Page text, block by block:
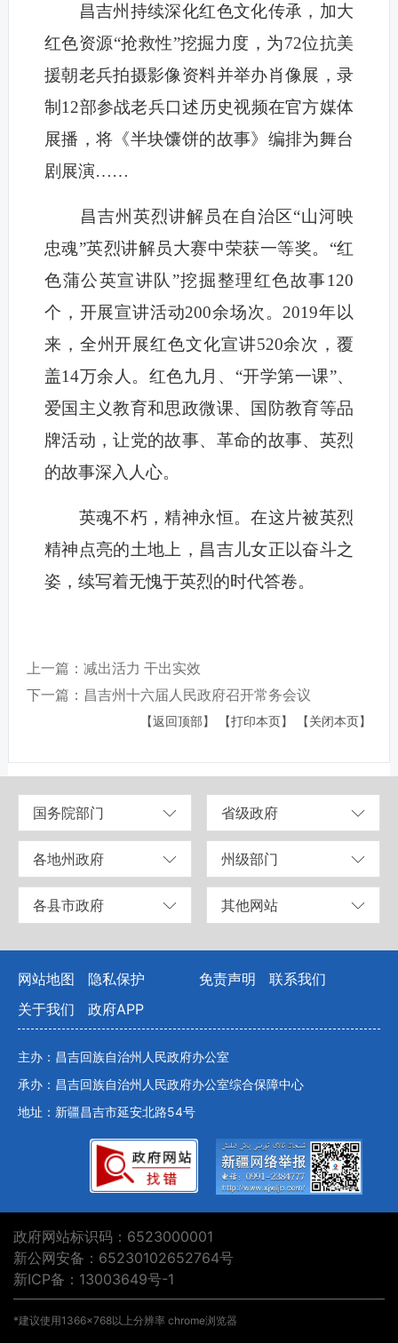
昌吉州持续深化红色文化传承，加大
红色资源“抢救性”挖掘力度，为72位抗美
援朝老兵拍摄影像资料并举办肖像展，录
制12部参战老兵口述历史视频在官方媒体
展播，将《半块馕饼的故事》编排为舞台
剧展演……
昌吉州英烈讲解员在自治区“山河映
忠魂”英烈讲解员大赛中荣获一等奖。“红
色蒲公英宣讲队”挖掘整理红色故事120
个，开展宣讲活动200余场次。2019年以
来，全州开展红色文化宣讲520余次，覆
盖14万余人。红色九月、“开学第一课”、
爱国主义教育和思政微课、国防教育等品
牌活动，让党的故事、革命的故事、英烈
的故事深入人心。
英魂不朽，精神永恒。在这片被英烈
精神点亮的土地上，昌吉儿女正以奋斗之
姿，续写着无愧于英烈的时代答卷。
上一篇：减出活力 干出实效
下一篇：昌吉州十六届人民政府召开常务会议
【返回顶部】 【打印本页】 【关闭本页】
国务院部门 省级政府
各地州政府 州级部门
各县市政府 其他网站
网站地图 隐私保护 免责声明
联系我们
关于我们
政府APP
主办：昌吉回族自治州人民政府办公室
承办：昌吉回族自治州人民政府办公室综合保障中心
地址：新疆昌吉市延安北路54号
政府网站标识码：6523000001
新公网安备：65230102652764号
新ICP备：13003649号-1
*建议使用1366×768以上分辨率 chrome浏览器